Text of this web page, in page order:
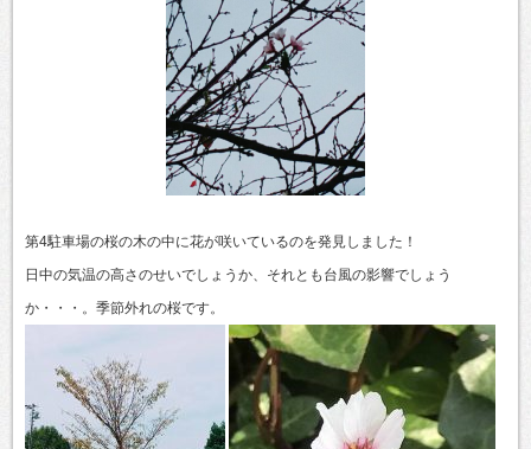
第4駐車場の桜の木の中に花が咲いているのを発見しました！
日中の気温の高さのせいでしょうか、それとも台風の影響でしょう
か・・・。季節外れの桜です。